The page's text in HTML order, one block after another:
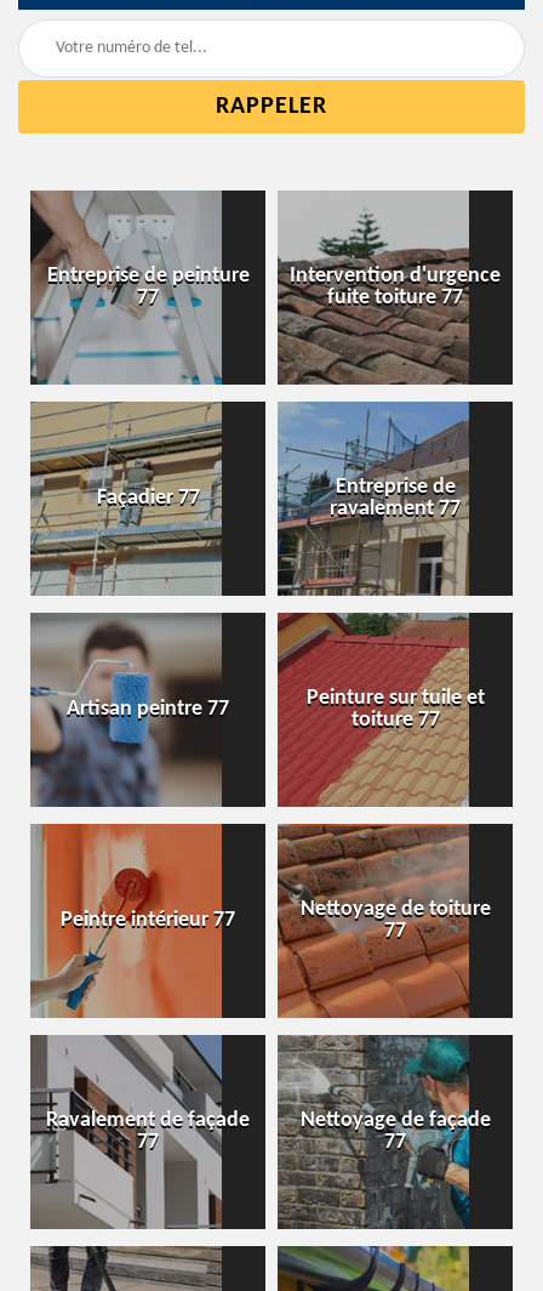
Entreprise de peinture
77
Intervention d'urgence
fuite toiture 77
Façadier 77
Entreprise de
ravalement 77
Artisan peintre 77
Peinture sur tuile et
toiture 77
Peintre intérieur 77
Nettoyage de toiture
77
Ravalement de façade
77
Nettoyage de façade
77